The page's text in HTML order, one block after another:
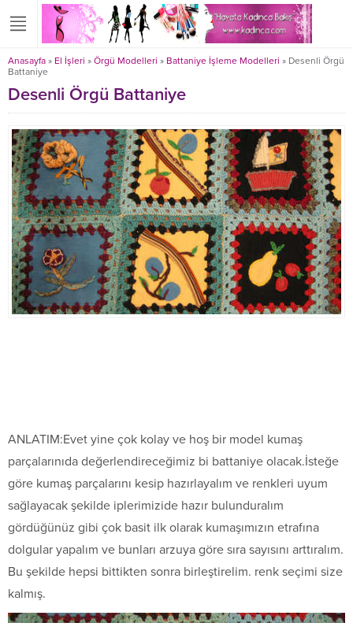
Anasayfa » El İşleri » Örgü Modelleri » Battaniye İşleme Modelleri » Desenli Örgü
Battaniye
Desenli Örgü Battaniye
ANLATIM:Evet yine çok kolay ve hoş bir model kumaş
parçalarınıda değerlendireceğimiz bi battaniye olacak.İsteğe
göre kumaş parçalarını kesip hazırlayalım ve renkleri uyum
sağlayacak şekilde iplerimizide hazır bulunduralım
gördüğünüz gibi çok basit ilk olarak kumaşımızın etrafına
dolgular yapalım ve bunları arzuya göre sıra sayısını arttıralım.
Bu şekilde hepsi bittikten sonra birleştirelim. renk seçimi size
kalmış.